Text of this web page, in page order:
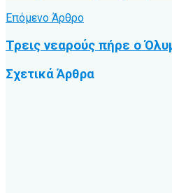
Επόμενο Άρθρο
Τρεις νεαρούς πήρε ο
ΣχετικάΆρθρα